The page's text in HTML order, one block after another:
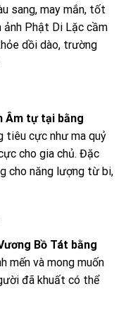
sang, may mắn, tốt
Phật Di Lặc cầm
dồi dào, trường
Âm tự tại bằng
tiêu cực như ma quỷ
cho gia chủ. Đặc
cho năng lượng từ bi,
Bồ Tát bằng
mến và mong muốn
đã khuất có thể